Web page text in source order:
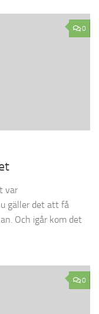
0
var
gäller det att få
Och igår kom det
0